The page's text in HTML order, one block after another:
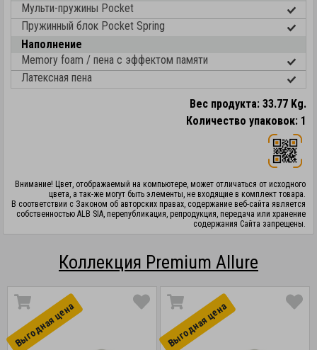
Мульти-пружины Pocket
Пружинный блок Pocket Spring
Наполнение
Memory foam / пена с эффектом памяти
Латексная пена
Вес продукта: 33.77 Kg.
Количество упаковок: 1
Внимание! Цвет, отображаемый на компьютере, может отличаться от исходного
цвета, а так-же могут быть элементы, не входящие в комплект товара.
В соответствии с Законом об авторских правах, содержание веб-сайта является
собственностью ALB SIA, перепубликация, репродукция, передача или хранение
содержания Сайта запрещены.
Коллекция Premium Allure
Выгоднaя цена Выгоднaя цена